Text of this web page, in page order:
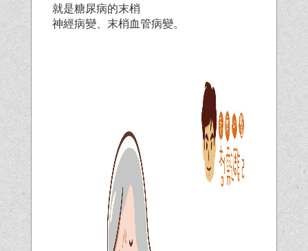
就是糖尿病的末梢
神經病變、末梢血管病變。